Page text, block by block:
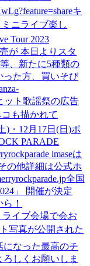
キ
ニライブ楽し
Tour 2023
が 本日よりスタ
、新たに5種類の
った方、買いそび
ット歌謡祭の広告
も描かれて
)・12月17日(日)ポ
PARADE
imaseは
の他詳細は公式ホ
全国
」 開催が決定
！
ライブ会場で会お
写真が公開された
なった最高のチ
しくお願いしま